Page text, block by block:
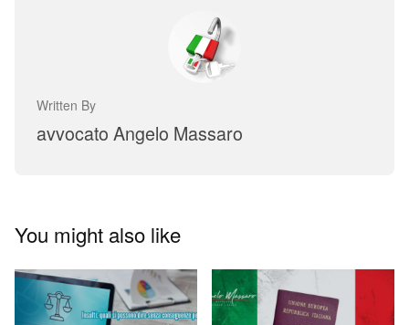
Written By
avvocato Angelo Massaro
You might also like